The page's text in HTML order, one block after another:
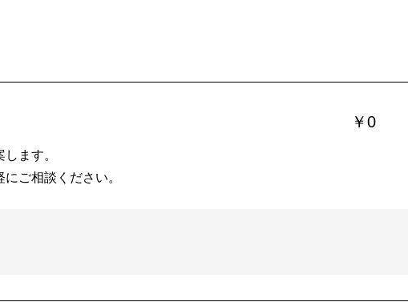
￥0
ます。
ご相談ください。